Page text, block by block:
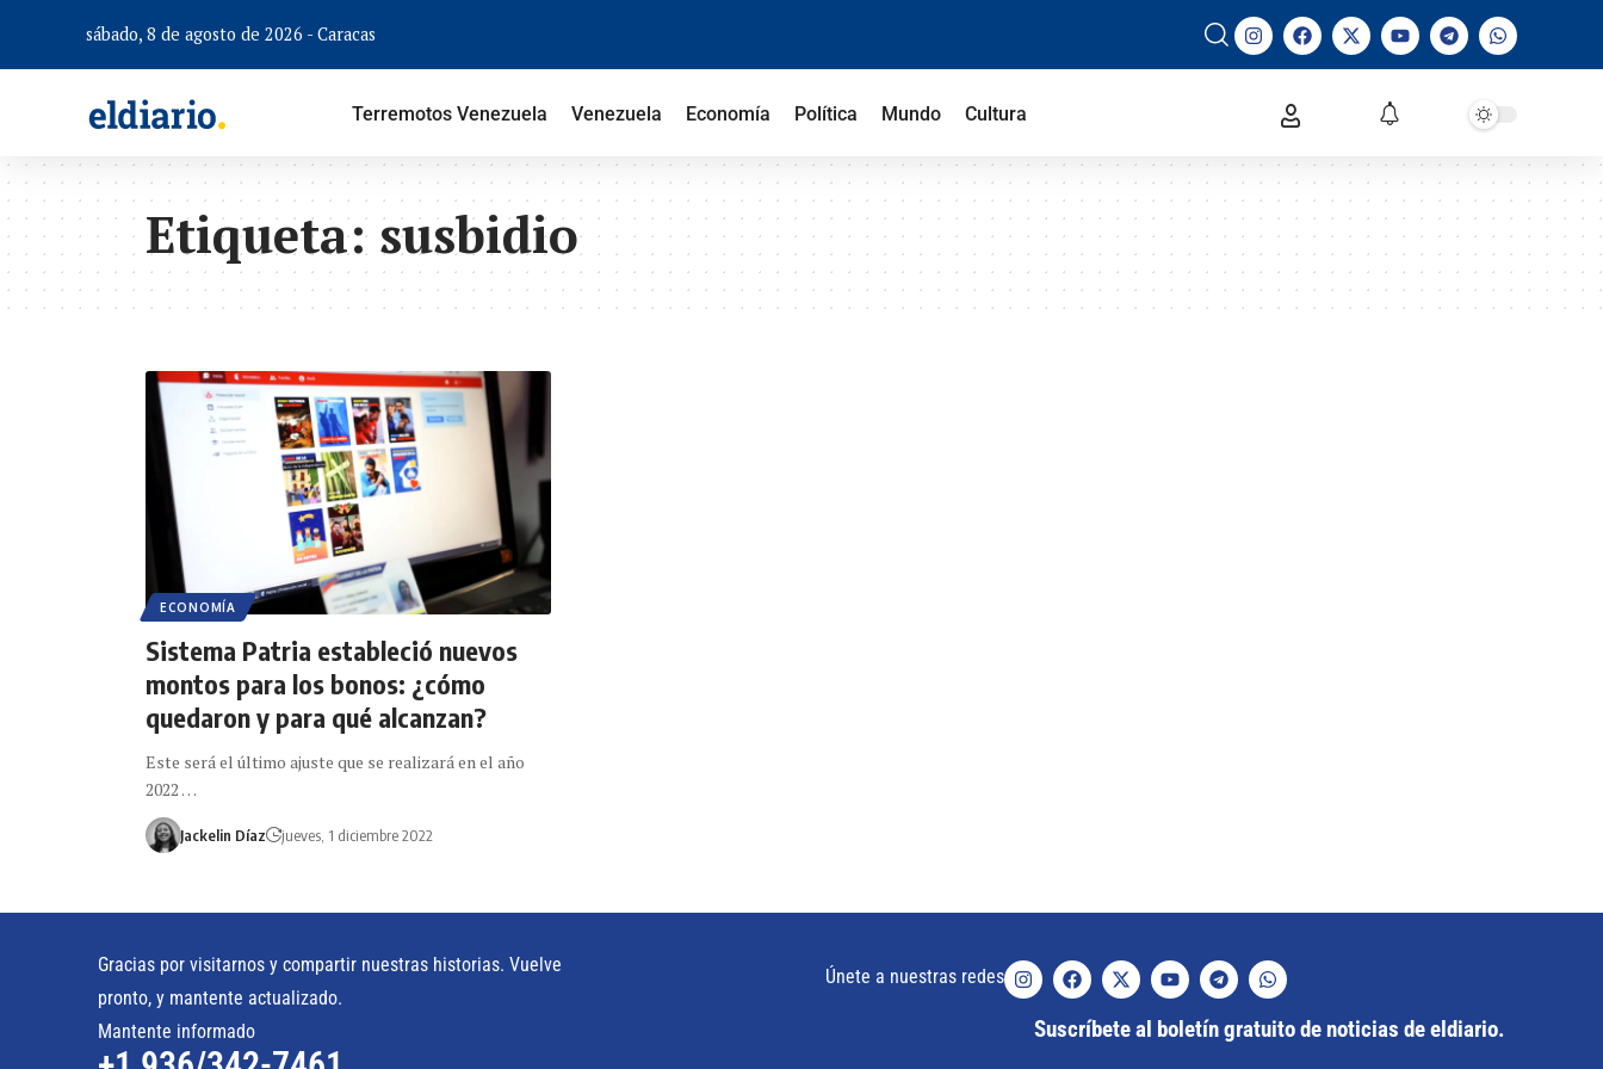
sábado, 8 de agosto de 2026 - Caracas
Terremotos Venezuela Venezuela Economía Política Mundo Cultura
Etiqueta:susbidio
ECONOMÍA
Sistema Patria estableció nuevos
montos para los bonos: ¿cómo
quedaron y para qué alcanzan?
Este será el último ajuste que se realizará en el año
2022 …
Jackelin Díaz jueves, 1 diciembre 2022
Gracias por visitarnos y compartir nuestras historias. Vuelve
pronto, y mantente actualizado.
Mantente informado
Únete a nuestras redes
Suscríbete al boletín gratuito de noticias de eldiario.